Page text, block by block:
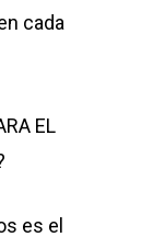
cada
EL
es el